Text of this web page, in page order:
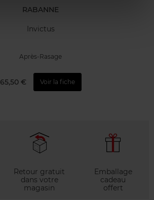
RABANNE
Invictus
Après-Rasage
65,50 € Voir la fiche
Retour gratuit
dans votre
magasin
Emballage
cadeau
offert